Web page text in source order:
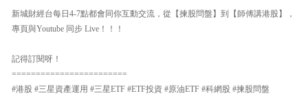
新城財經台每日4-7點都會同你互動交流，從【揀股問盤】到【師傅講港股】，
專頁與Youtube 同步 Live！！！
記得訂閱呀！
========================
#港股 #三星資產運用 #三星ETF #ETF投資 #原油ETF #科網股 #揀股問盤